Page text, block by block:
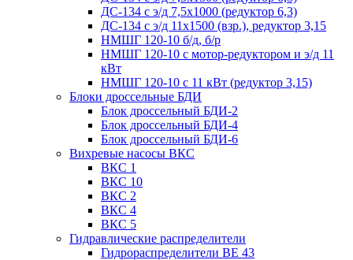
ДС-134 с э/д 7,5х1000 (редуктор 6,3)
ДС-134 с э/д 11х1500 (взр.), редуктор 3,15
НМШГ 120-10 б/д, б/р
НМШГ 120-10 с мотор-редуктором и э/д 11
кВт
НМШГ 120-10 с 11 кВт (редуктор 3,15)
Блоки дроссельные БДИ
Блок дроссельный БДИ-2
Блок дроссельный БДИ-4
Блок дроссельный БДИ-6
Вихревые насосы ВКС
ВКС 1
ВКС 10
ВКС 2
ВКС 4
ВКС 5
Гидравлические распределители
Гидрораспределители ВЕ 43